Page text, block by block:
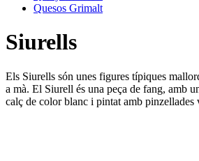
Quesos Grimalt
Siurells
Els Siurells són unes figures típiques
a mà. El Siurell és una peça de fang, amb
calç de color blanc i pintat amb pinzellades